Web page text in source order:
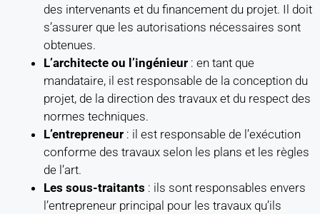
des intervenants et du financement du projet. Il doit
s’assurer que les autorisations nécessaires sont
obtenues.
L’architecte ou l’ingénieur : en tant que
mandataire, il est responsable de la conception du
projet, de la direction des travaux et du respect des
normes techniques.
L’entrepreneur : il est responsable de l’exécution
conforme des travaux selon les plans et les règles
de l’art.
Les sous-traitants : ils sont responsables envers
l’entrepreneur principal pour les travaux qu’ils